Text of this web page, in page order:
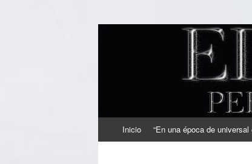
EL SINDICAL
Periodismo Inteligente
al
Inicio “En una época de